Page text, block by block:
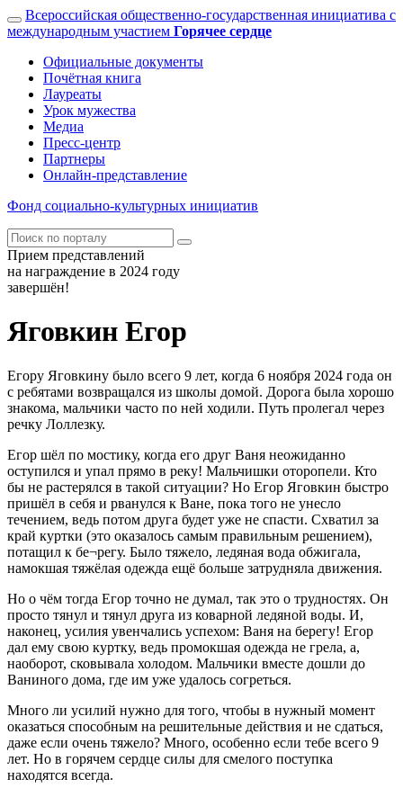
Всероссийская общественно-государственная инициатива с
международным участием Горячее сердце
Официальные документы
Почётная книга
Лауреаты
Урок мужества
Медиа
Пресс-центр
Партнеры
Онлайн-представление
Фонд социально-культурных инициатив
Прием представлений
на награждение в 2024 году
завершён!
Яговкин Егор
Егору Яговкину было всего 9 лет, когда 6 ноября 2024 года он
с ребятами возвращался из школы домой. Дорога была хорошо
знакома, мальчики часто по ней ходили. Путь пролегал через
речку Лоллезку.
Егор шёл по мостику, когда его друг Ваня неожиданно
оступился и упал прямо в реку! Мальчишки оторопели. Кто
бы не растерялся в такой ситуации? Но Егор Яговкин быстро
пришёл в себя и рванулся к Ване, пока того не унесло
течением, ведь потом друга будет уже не спасти. Схватил за
край куртки (это оказалось самым правильным решением),
потащил к бе¬регу. Было тяжело, ледяная вода обжигала,
намокшая тяжёлая одежда ещё больше затрудняла движения.
Но о чём тогда Егор точно не думал, так это о трудностях. Он
просто тянул и тянул друга из коварной ледяной воды. И,
наконец, усилия увенчались успехом: Ваня на берегу! Егор
дал ему свою куртку, ведь промокшая одежда не грела, а,
наоборот, сковывала холодом. Мальчики вместе дошли до
Ваниного дома, где им уже удалось согреться.
Много ли усилий нужно для того, чтобы в нужный момент
оказаться способным на решительные действия и не сдаться,
даже если очень тяжело? Много, особенно если тебе всего 9
лет. Но в горячем сердце силы для смелого поступка
находятся всегда.